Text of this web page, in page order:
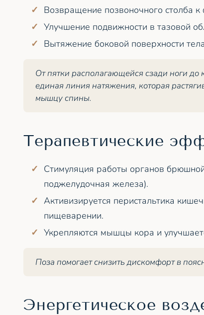
Возвращение позвоночного столба
Улучшение подвижности в тазовой
Вытяжение боковой поверхности
От пятки располагающейся сзади ноги до
единая линия натяжения, которая
мышцу спины.
Терапевтические
Стимуляция работы органов
поджелудочная железа).
Активизируется перистальтика
пищеварении.
Укрепляются мышцы кора и
Поза помогает снизить дискомфорт в
Энергетическое